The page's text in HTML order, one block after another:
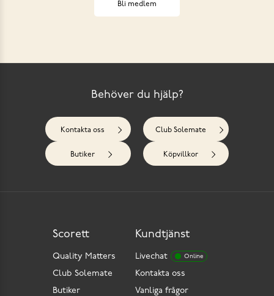
Bli medlem
Behöver du hjälp?
Kontakta oss Club Solemate
Butiker Köpvillkor
Kundtjänst
Livechat Online
Kontakta oss
Vanliga frågor
Scorett
Quality Matters
Club Solemate
Butiker